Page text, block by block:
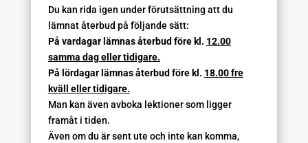
Du kan rida igen under förutsättning att du
lämnat återbud på följande sätt:
På vardagar lämnas återbud före kl. 12.00
samma dag eller tidigare.
På lördagar lämnas återbud före kl. 18.00 fre
kväll eller tidigare.
Man kan även avboka lektioner som ligger
framåt i tiden.
Även om du är sent ute och inte kan komma,